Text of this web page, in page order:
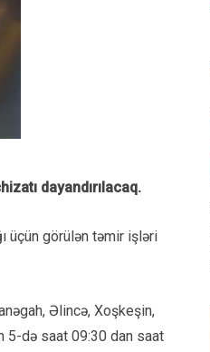
dayandırılacaq.
üçün görülən təmir işləri
Əlincə, Xoşkeşin,
5-də saat 09:30 dan saat